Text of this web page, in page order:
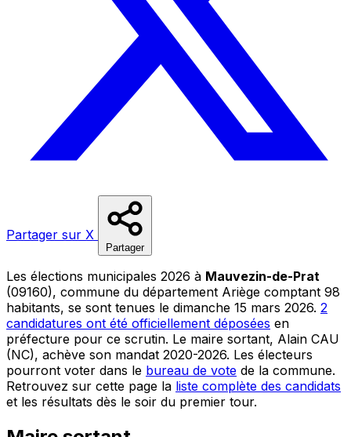
Partager sur X
Partager
Les élections municipales 2026 à Mauvezin-de-Prat
(09160), commune du département Ariège comptant 98
habitants, se sont tenues le dimanche 15 mars 2026. 2
candidatures ont été officiellement déposées en
préfecture pour ce scrutin. Le maire sortant, Alain CAU
(NC), achève son mandat 2020-2026. Les électeurs
pourront voter dans le bureau de vote de la commune.
Retrouvez sur cette page la liste complète des candidats
et les résultats dès le soir du premier tour.